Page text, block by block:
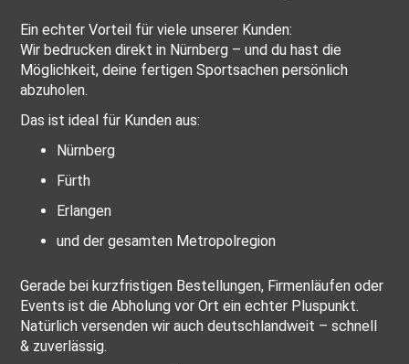
Ein echter Vorteil für viele unserer Kunden:
Wir bedrucken direkt in Nürnberg – und du hast die
Möglichkeit, deine fertigen Sportsachen persönlich
abzuholen.
Das ist ideal für Kunden aus:
Nürnberg
Fürth
Erlangen
und der gesamten Metropolregion
Gerade bei kurzfristigen Bestellungen, Firmenläufen oder
Events ist die Abholung vor Ort ein echter Pluspunkt.
Natürlich versenden wir auch deutschlandweit – schnell
& zuverlässig.